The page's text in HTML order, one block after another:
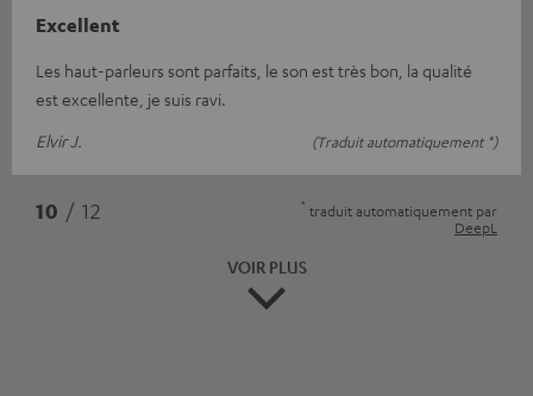
Excellent
Les haut-parleurs sont parfaits, le son est très bon, la qualité
est excellente, je suis ravi.
Elvir J.
(Traduit automatiquement *)
10 / 12 * traduit automatiquement par
DeepL
VOIR PLUS